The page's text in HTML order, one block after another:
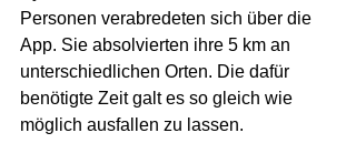
Personen verabredeten sich über die
App. Sie absolvierten ihre 5 km an
unterschiedlichen Orten. Die dafür
benötigte Zeit galt es so gleich wie
möglich ausfallen zu lassen.